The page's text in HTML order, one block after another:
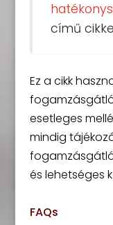
című
Ez a cikk
esetleges
mindig
és lehetséges
FAQs